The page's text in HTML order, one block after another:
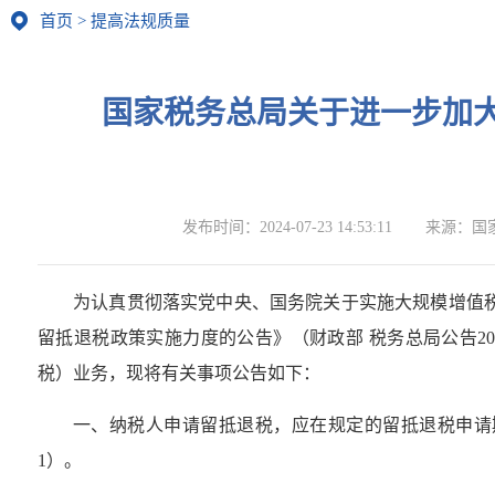
首页 > 提高法规质量
国家税务总局关于进一步加
发布时间： 2024-07-23 14:53:11 来源： 国
为认真贯彻落实党中央、国务院关于实施大规模增
留抵退税政策实施力度的公告》（财政部 税务总局公告
税）业务，现将有关事项公告如下：
一、纳税人申请留抵退税，应在规定的留抵退税申
1）。